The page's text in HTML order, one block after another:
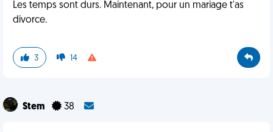
Les temps sont durs. Maintenant, pour un mariage t'as
divorce.
3 14
Stem 38